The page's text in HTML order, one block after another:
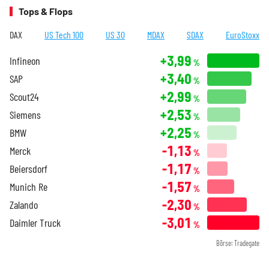
Tops & Flops
DAX US Tech 100 US 30 MDAX SDAX EuroStoxx
Infineon +3,99 %
SAP +3,40 %
Scout24 +2,99 %
Siemens +2,53 %
BMW +2,25 %
Merck -1,13 %
Beiersdorf -1,17 %
Munich Re -1,57 %
Zalando -2,30 %
Daimler Truck -3,01 %
Börse: Tradegate